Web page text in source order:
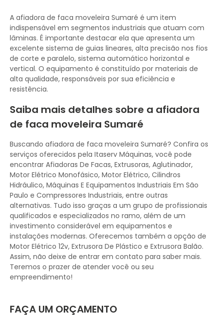
A afiadora de faca moveleira Sumaré é um item
indispensável em segmentos industriais que atuam com
lâminas. É importante destacar ela que apresenta um
excelente sistema de guias lineares, alta precisão nos fios
de corte e paralelo, sistema automático horizontal e
vertical. O equipamento é constituído por materiais de
alta qualidade, responsáveis por sua eficiência e
resistência.
Saiba mais detalhes sobre a afiadora
de faca moveleira Sumaré
Buscando afiadora de faca moveleira Sumaré? Confira os
serviços oferecidos pela Itaserv Máquinas, você pode
encontrar Afiadoras De Facas, Extrusoras, Aglutinador,
Motor Elétrico Monofásico, Motor Elétrico, Cilindros
Hidráulico, Máquinas E Equipamentos Industriais Em São
Paulo e Compressores Industriais, entre outras
alternativas. Tudo isso graças a um grupo de profissionais
qualificados e especializados no ramo, além de um
investimento considerável em equipamentos e
instalações modernas. Oferecemos também a opção de
Motor Elétrico 12v, Extrusora De Plástico e Extrusora Balão.
Assim, não deixe de entrar em contato para saber mais.
Teremos o prazer de atender você ou seu
empreendimento!
FAÇA UM ORÇAMENTO